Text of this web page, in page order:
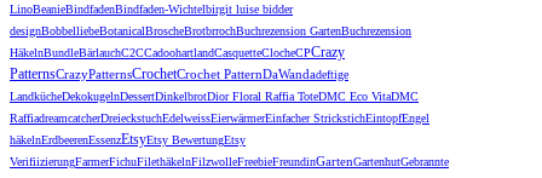
LinoBeanieBindfadenBindfaden-Wichtelbirgit luise bidder
designBobbelliebeBotanicalBroscheBrotbrrochBuchrezension GartenBuchrezension
HäkelnBundleBärlauchC2CCadoohartlandCasquetteClocheCPCrazy
PatternsCrazyPatternsCrochetCrochet PatternDaWandadeftige
LandkücheDekokugelnDessertDinkelbrotDior Floral Raffia ToteDMC Eco VitaDMC
RaffiadreamcatcherDreieckstuchEdelweissEierwärmerEinfacher StrickstichEintopfEngel
häkelnErdbeerenEssenzEtsyEtsy BewertungEtsy
VerifiizierungFarmerFichuFilethäkelnFilzwolleFreebieFreundinGartenGartenhutGebrannte